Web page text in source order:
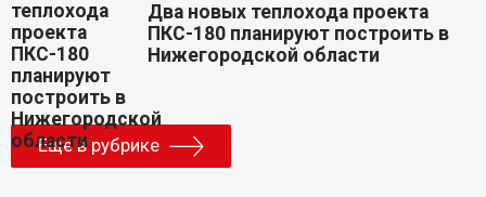
Два новых теплохода проекта
ПКС-180 планируют построить в
Нижегородской области
Еще в рубрике